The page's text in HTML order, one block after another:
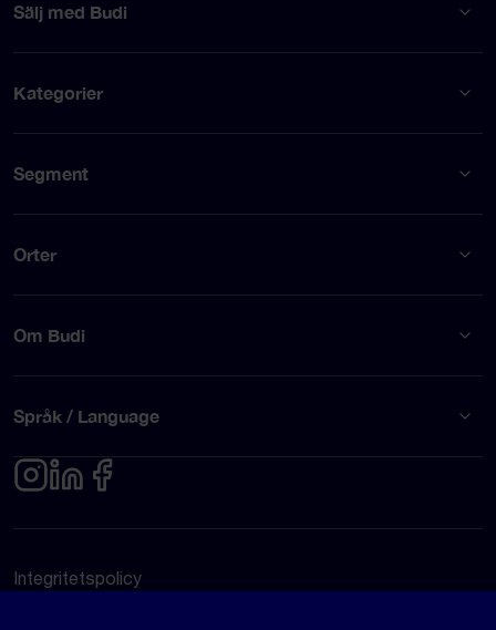
Sälj med Budi
Kategorier
Segment
Orter
Om Budi
Språk / Language
Integritetspolicy